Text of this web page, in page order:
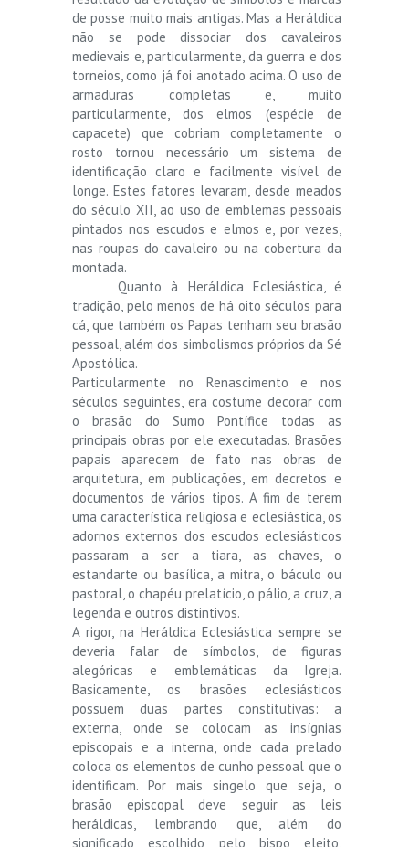
de posse muito mais antigas. Mas a Heráldica
não se pode dissociar dos cavaleiros
medievais e, particularmente, da guerra e dos
torneios, como já foi anotado acima. O uso de
armaduras completas e, muito
particularmente, dos elmos (espécie de
capacete) que cobriam completamente o
rosto tornou necessário um sistema de
identificação claro e facilmente visível de
longe. Estes fatores levaram, desde meados
do século XII, ao uso de emblemas pessoais
pintados nos escudos e elmos e, por vezes,
nas roupas do cavaleiro ou na cobertura da
montada.
Quanto à Heráldica Eclesiástica, é
tradição, pelo menos de há oito séculos para
cá, que também os Papas tenham seu brasão
pessoal, além dos simbolismos próprios da Sé
Apostólica.
Particularmente no Renascimento e nos
séculos seguintes, era costume decorar com
o brasão do Sumo Pontífice todas as
principais obras por ele executadas. Brasões
papais aparecem de fato nas obras de
arquitetura, em publicações, em decretos e
documentos de vários tipos. A fim de terem
uma característica religiosa e eclesiástica, os
adornos externos dos escudos eclesiásticos
passaram a ser a tiara, as chaves, o
estandarte ou basílica, a mitra, o báculo ou
pastoral, o chapéu prelatício, o pálio, a cruz, a
legenda e outros distintivos.
A rigor, na Heráldica Eclesiástica sempre se
deveria falar de símbolos, de figuras
alegóricas e emblemáticas da Igreja.
Basicamente, os brasões eclesiásticos
possuem duas partes constitutivas: a
externa, onde se colocam as insígnias
episcopais e a interna, onde cada prelado
coloca os elementos de cunho pessoal que o
identificam. Por mais singelo que seja, o
brasão episcopal deve seguir as leis
heráldicas, lembrando que, além do
significado escolhido pelo bispo eleito,